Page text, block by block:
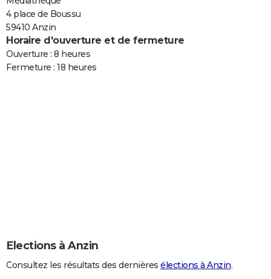
4 place de Boussu
59410 Anzin
Horaire d'ouverture et de fermeture
Ouverture : 8 heures
Fermeture : 18 heures
Elections à Anzin
Consultez les résultats des dernières élections à Anzin.